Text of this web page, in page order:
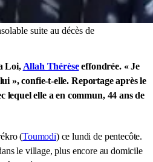
suite au décès de
Loi, Allah Thérèseeffondrée. « Je
», confie-t-elle. Reportage après le
lequel elle a en commun, 44 ans de
(Toumodi) ce lundi de pentecôte.
le village, plus encore au domicile